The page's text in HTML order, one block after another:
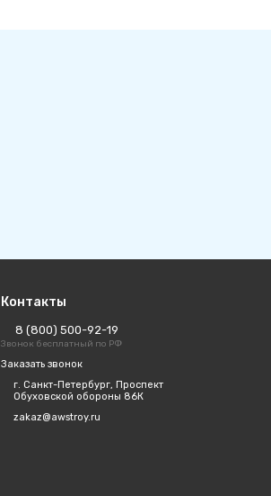
Контакты
8 (800) 500-92-19
Звонок бесплатный по РФ
Заказать звонок
г. Санкт-Петербург, Проспект
Обуховской обороны 86К
zakaz@awstroy.ru